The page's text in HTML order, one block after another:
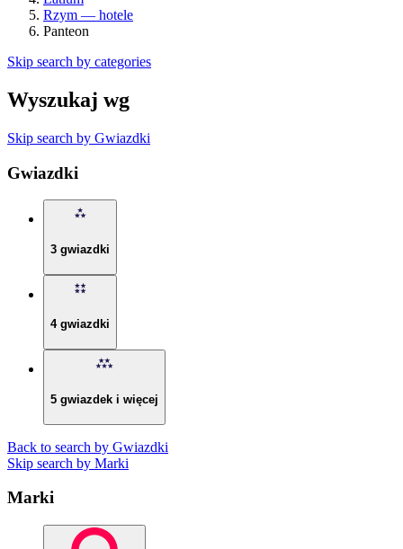
Rzym — hotele
Panteon
Skip search by categories
Wyszukaj wg
Skip search by Gwiazdki
Gwiazdki
3 gwiazdki
4 gwiazdki
5 gwiazdek i więcej
Back to search by Gwiazdki
Skip search by Marki
Marki